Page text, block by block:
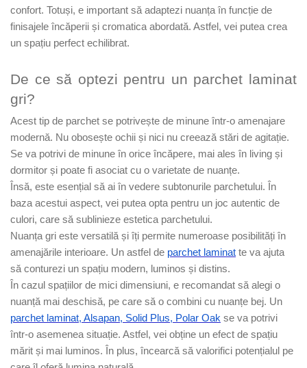
Kronotex - Laminat
Advanced 8 mm
Amazone 10 mm
Exquisit 8 mm
Herringbone 8 mm
Mammut 12 mm
Progress 10 mm
Robusto 12 mm
confort. Totuși, e important să adaptezi nuanța în funcție de
finisajele încăperii și cromatica abordată. Astfel, vei putea crea
un spațiu perfect echilibrat.
De ce să optezi pentru un parchet laminat
gri?
Acest tip de parchet se potrivește de minune într-o amenajare
modernă. Nu obosește ochii și nici nu creează stări de agitație.
Se va potrivi de minune în orice încăpere, mai ales în living și
dormitor și poate fi asociat cu o varietate de nuanțe.
Însă, este esențial să ai în vedere subtonurile parchetului. În
baza acestui aspect, vei putea opta pentru un joc autentic de
culori, care să sublinieze estetica parchetului.
Nuanța gri este versatilă și îți permite numeroase posibilități în
amenajările interioare. Un astfel de parchet laminat te va ajuta
să conturezi un spațiu modern, luminos și distins.
În cazul spațiilor de mici dimensiuni, e recomandat să alegi o
nuanță mai deschisă, pe care să o combini cu nuanțe bej. Un
parchet laminat, Alsapan, Solid Plus, Polar Oak se va potrivi
într-o asemenea situație. Astfel, vei obține un efect de spațiu
mărit și mai luminos. În plus, încearcă să valorifici potențialul pe